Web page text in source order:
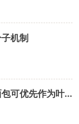
机制
科学家提出馒头和面包可优先作为叶酸摄入来源面食